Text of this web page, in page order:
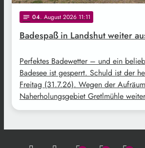
notes 04. August 2026 11:11
Badespaß in Landshut weiter
Perfektes Badewetter – und ein
Badesee ist gesperrt. Schuld ist der
Freitag (31.7.26). Wegen der
Naherholungsgebiet Gretlmühle